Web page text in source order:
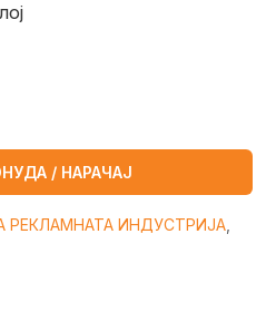
/ НАРАЧАЈ
РЕКЛАМНАТА ИНДУСТРИЈА